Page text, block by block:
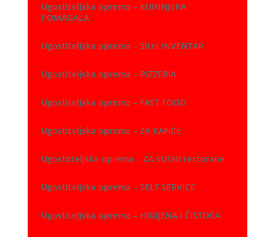
Ugostiteljska oprema – KUHINJSKA
POMAGALA
Ugostiteljska oprema – Sitni INVENTAR
Ugostiteljska oprema – PIZZERIA
Ugostiteljska oprema – FAST FOOD
Ugostiteljska oprema – ZA KAFIĆE
Ugostoteljska oprema – ZA SUSHI restorane
Ugostiteljska oprema – SELF SERVICE
Ugostiteljska oprema – HIGIJENA i ČISTOĆA